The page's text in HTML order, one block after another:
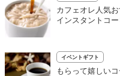
カフェオレ人気
インスタントコ
イベントギフト
もらって嬉しい